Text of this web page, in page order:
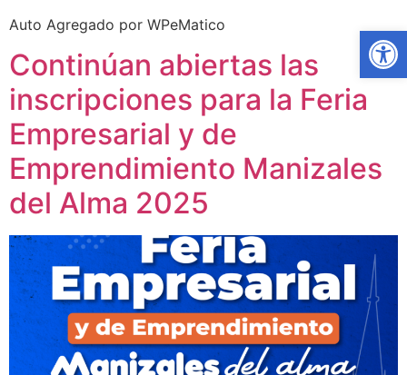
Auto Agregado por WPeMatico
Continúan abiertas las
inscripciones para la Feria
Empresarial y de
Emprendimiento Manizales
del Alma 2025